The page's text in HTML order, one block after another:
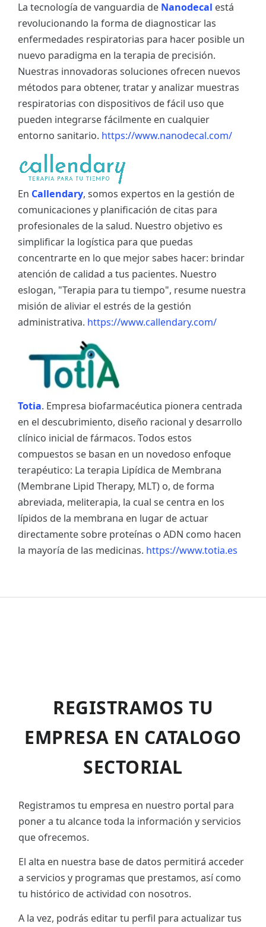
La tecnología de vanguardia de Nanodecal está
revolucionando la forma de diagnosticar las
enfermedades respiratorias para hacer posible un
nuevo paradigma en la terapia de precisión.
Nuestras innovadoras soluciones ofrecen nuevos
métodos para obtener, tratar y analizar muestras
respiratorias con dispositivos de fácil uso que
pueden integrarse fácilmente en cualquier
entorno sanitario. https://www.nanodecal.com/
En Callendary, somos expertos en la gestión de
comunicaciones y planificación de citas para
profesionales de la salud. Nuestro objetivo es
simplificar la logística para que puedas
concentrarte en lo que mejor sabes hacer: brindar
atención de calidad a tus pacientes. Nuestro
eslogan, "Terapia para tu tiempo", resume nuestra
misión de aliviar el estrés de la gestión
administrativa. https://www.callendary.com/
Totia. Empresa biofarmacéutica pionera centrada
en el descubrimiento, diseño racional y desarrollo
clínico inicial de fármacos. Todos estos
compuestos se basan en un novedoso enfoque
terapéutico: La terapia Lipídica de Membrana
(Membrane Lipid Therapy, MLT) o, de forma
abreviada, meliterapia, la cual se centra en los
lípidos de la membrana en lugar de actuar
directamente sobre proteínas o ADN como hacen
la mayoría de las medicinas. https://www.totia.es
REGISTRAMOS TU
EMPRESA EN CATALOGO
SECTORIAL
Registramos tu empresa en nuestro portal para
poner a tu alcance toda la información y servicios
que ofrecemos.
El alta en nuestra base de datos permitirá acceder
a servicios y programas que prestamos, así como
tu histórico de actividad con nosotros.
A la vez, podrás editar tu perfil para actualizar tus